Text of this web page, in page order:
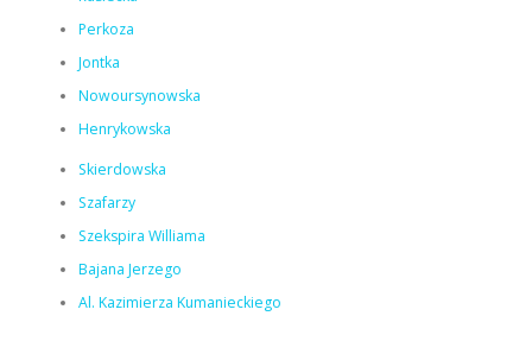
Perkoza
Jontka
Nowoursynowska
Henrykowska
Skierdowska
Szafarzy
Szekspira Williama
Bajana Jerzego
Al. Kazimierza Kumanieckiego